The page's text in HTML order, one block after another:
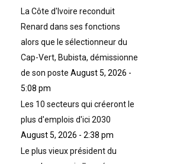
La Côte d'Ivoire reconduit
Renard dans ses fonctions
alors que le sélectionneur du
Cap-Vert, Bubista, démissionne
de son poste August 5, 2026 -
5:08 pm
Les 10 secteurs qui créeront le
plus d'emplois d'ici 2030
August 5, 2026 - 2:38 pm
Le plus vieux président du